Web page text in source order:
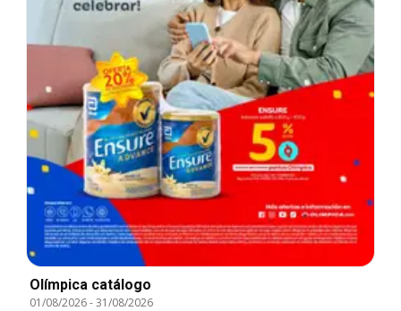
Olímpica catálogo
01/08/2026-31/08/2026